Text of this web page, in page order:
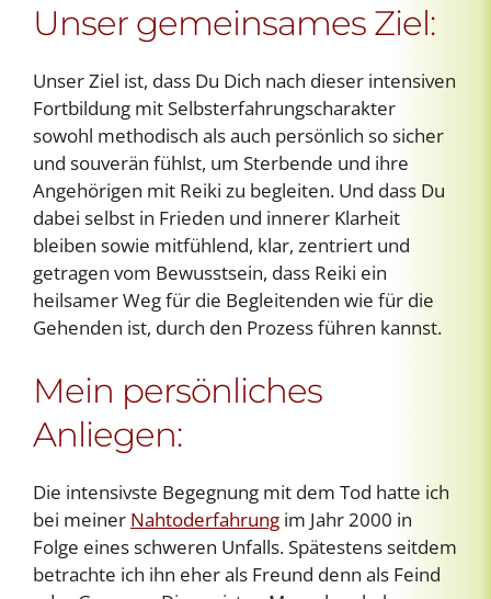
Unser gemeinsames Ziel:
Unser Ziel ist, dass Du Dich nach dieser intensiven
Fortbildung mit Selbsterfahrungscharakter
sowohl methodisch als auch persönlich so sicher
und souverän fühlst, um Sterbende und ihre
Angehörigen mit Reiki zu begleiten. Und dass Du
dabei selbst in Frieden und innerer Klarheit
bleiben sowie mitfühlend, klar, zentriert und
getragen vom Bewusstsein, dass Reiki ein
heilsamer Weg für die Begleitenden wie für die
Gehenden ist, durch den Prozess führen kannst.
Mein persönliches
Anliegen:
Die intensivste Begegnung mit dem Tod hatte ich
bei meiner Nahtoderfahrung im Jahr 2000 in
Folge eines schweren Unfalls. Spätestens seitdem
betrachte ich ihn eher als Freund denn als Feind